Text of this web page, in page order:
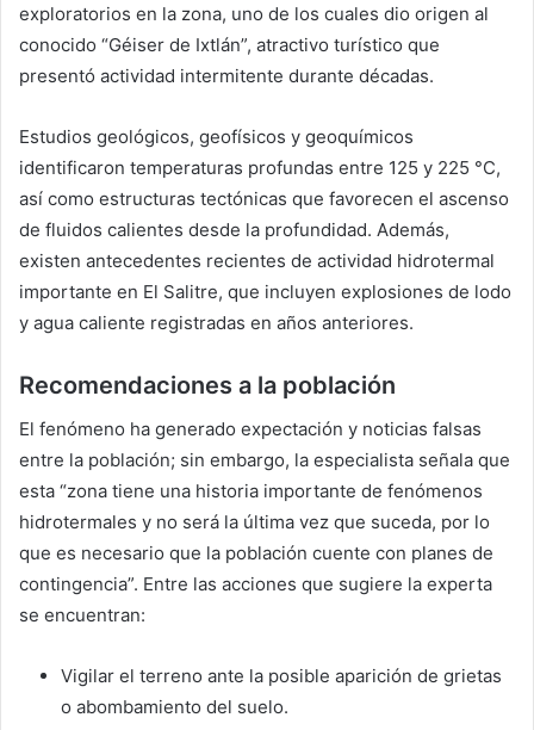
exploratorios en la zona, uno de los cuales dio origen al
conocido “Géiser de Ixtlán”, atractivo turístico que
presentó actividad intermitente durante décadas.
Estudios geológicos, geofísicos y geoquímicos
identificaron temperaturas profundas entre 125 y 225 °C,
así como estructuras tectónicas que favorecen el ascenso
de fluidos calientes desde la profundidad. Además,
existen antecedentes recientes de actividad hidrotermal
importante en El Salitre, que incluyen explosiones de lodo
y agua caliente registradas en años anteriores.
Recomendaciones a la población
El fenómeno ha generado expectación y noticias falsas
entre la población; sin embargo, la especialista señala que
esta “zona tiene una historia importante de fenómenos
hidrotermales y no será la última vez que suceda, por lo
que es necesario que la población cuente con planes de
contingencia”. Entre las acciones que sugiere la experta
se encuentran:
Vigilar el terreno ante la posible aparición de grietas
o abombamiento del suelo.